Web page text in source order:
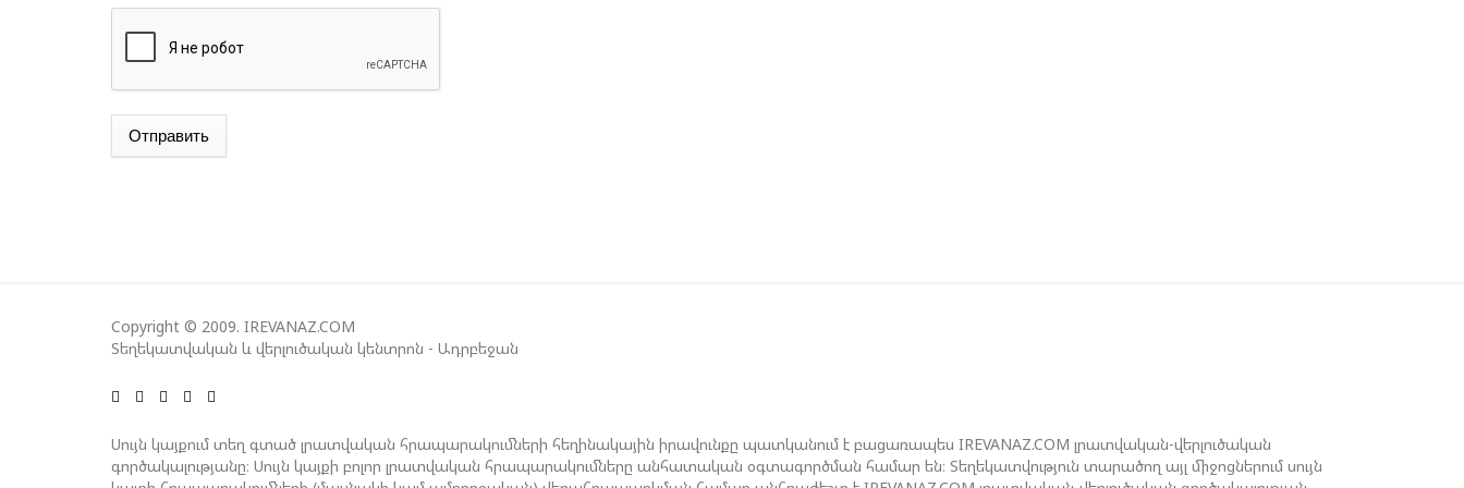
Отправить
Copyright © 2009. IREVANAZ.COM
Տեղեկատվական և վերլուծական կենտրոն - Ադրբեջան
Սույն կայքում տեղ գտած լրատվական հրապարակումների հեղինակային իրավունքը պատկանում է բացառապես IREVANAZ.COM լրատվական-վերլուծական
գործակալությանը։ Սույն կայքի բոլոր լրատվական հրապարակումները անհատական օգտագործման համար են։ Տեղեկատվություն տարածող այլ միջոցներում սույն